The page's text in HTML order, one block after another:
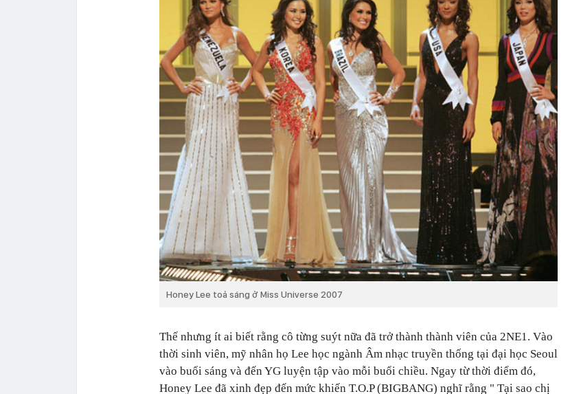
Honey Lee toả sáng ở Miss Universe 2007
Thế nhưng ít ai biết rằng cô từng suýt nữa đã trở thành thành viên của 2NE1. Vào
thời sinh viên, mỹ nhân họ Lee học ngành Âm nhạc truyền thống tại đại học Seoul
vào buổi sáng và đến YG luyện tập vào mỗi buổi chiều. Ngay từ thời điểm đó,
Honey Lee đã xinh đẹp đến mức khiến T.O.P (BIGBANG) nghĩ rằng " Tại sao chị